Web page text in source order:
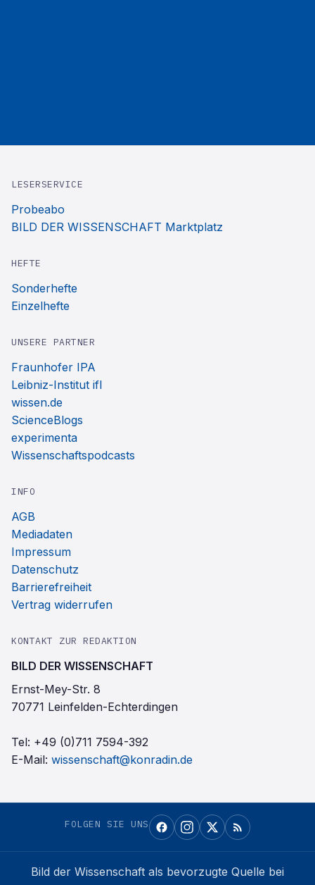
LESERSERVICE
Probeabo
BILD DER WISSENSCHAFT Marktplatz
HEFTE
Sonderhefte
Einzelhefte
UNSERE PARTNER
Fraunhofer IPA
Leibniz-Institut ifl
wissen.de
ScienceBlogs
experimenta
Wissenschaftspodcasts
INFO
AGB
Mediadaten
Impressum
Datenschutz
Barrierefreiheit
Vertrag widerrufen
KONTAKT ZUR REDAKTION
BILD DER WISSENSCHAFT
Ernst-Mey-Str. 8
70771 Leinfelden-Echterdingen
Tel: +49 (0)711 7594-392
E-Mail: wissenschaft@konradin.de
FOLGEN SIE UNS
Bild der Wissenschaft als bevorzugte Quelle bei